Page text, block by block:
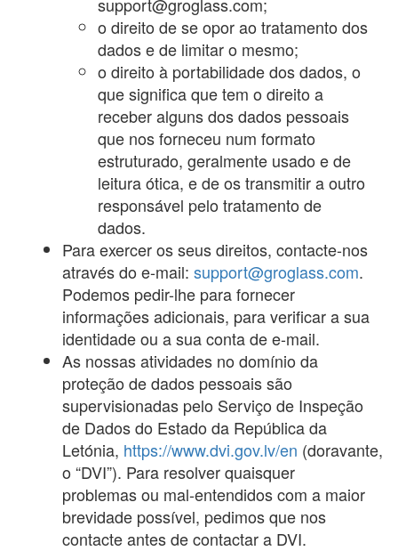
o direito de se opor ao tratamento dos
dados e de limitar o mesmo;
o direito à portabilidade dos dados, o
que significa que tem o direito a
receber alguns dos dados pessoais
que nos forneceu num formato
estruturado, geralmente usado e de
leitura ótica, e de os transmitir a outro
responsável pelo tratamento de
dados.
Para exercer os seus direitos, contacte-nos
através do e-mail: support@groglass.com.
Podemos pedir-lhe para fornecer
informações adicionais, para verificar a sua
identidade ou a sua conta de e-mail.
As nossas atividades no domínio da
proteção de dados pessoais são
supervisionadas pelo Serviço de Inspeção
de Dados do Estado da República da
Letónia, https://www.dvi.gov.lv/en (doravante,
o “DVI”). Para resolver quaisquer
problemas ou mal-entendidos com a maior
brevidade possível, pedimos que nos
contacte antes de contactar a DVI.